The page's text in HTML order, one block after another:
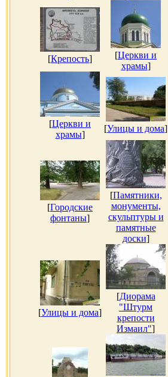
[Крепость] [Церкви и
храмы]
[Церкви и
храмы]
[Улицы и дома]
[Городские
фонтаны]
[Памятники,
монументы,
скульптуры и
памятные
доски]
[Улицы и дома]
[Диорама
"Штурм
крепости
Измаил"]